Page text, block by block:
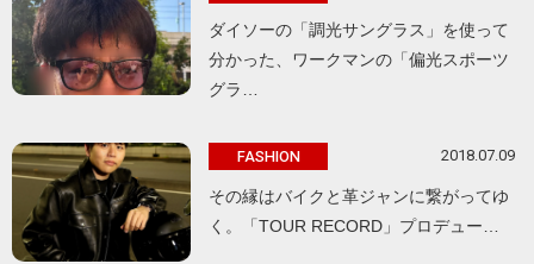
ダイソーの「調光サングラス」を使って
分かった、ワークマンの「偏光スポーツ
グラ…
FASHION 2018.07.09
その縁はバイクと革ジャンに繋がってゆ
く。「TOUR RECORD」プロデュー…